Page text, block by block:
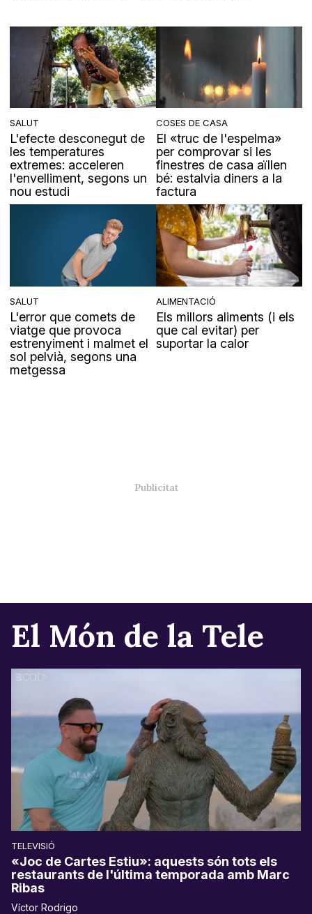
SALUT
L'efecte desconegut de
les temperatures
extremes: acceleren
l'envelliment, segons un
nou estudi
COSES DE CASA
El «truc de l'espelma»
per comprovar si les
finestres de casa aïllen
bé: estalvia diners a la
factura
SALUT
L'error que comets de
viatge que provoca
estrenyiment i malmet el
sol pelvià, segons una
metgessa
ALIMENTACIÓ
Els millors aliments (i els
que cal evitar) per
suportar la calor
El Món de la Tele
TELEVISIÓ
«Joc de Cartes Estiu»: aquests són tots els
restaurants de l'última temporada amb Marc
Ribas
Víctor Rodrigo